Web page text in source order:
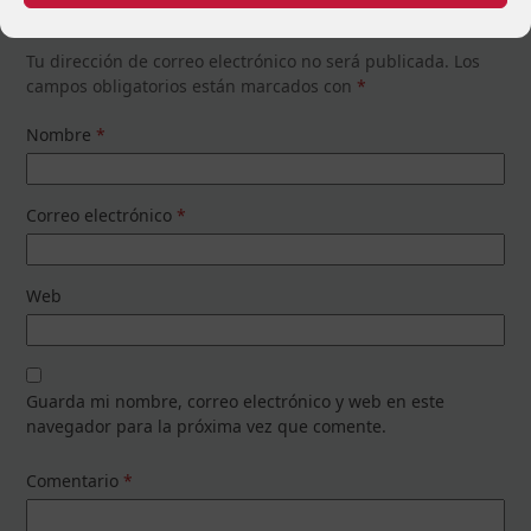
Tu dirección de correo electrónico no será publicada. Los
campos obligatorios están marcados con *
Nombre *
Correo electrónico *
Web
Guarda mi nombre, correo electrónico y web en este
navegador para la próxima vez que comente.
Comentario *